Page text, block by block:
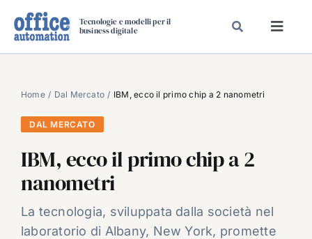
Tecnologie e modelli per il
business digitale
SPECIAL PAPER
TAVOLE ROTONDE DI REDAZIONE
CARRIERE
VIDEO
EVENTI
Home Dal Mercato IBM, ecco il primo chip a 2 nanometri
DAL MERCATO
IBM, ecco il primo chip a 2
nanometri
La tecnologia, sviluppata dalla società nel
laboratorio di Albany, New York, promette